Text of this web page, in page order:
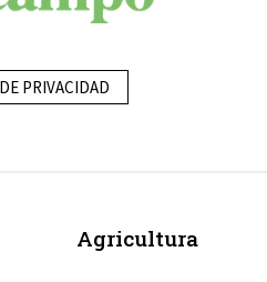
PRIVACIDAD
Agricultura